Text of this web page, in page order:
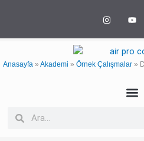
n
t
g
r
a
o
t
b
e
Anasayfa » Akademi » Örnek Çalışmalar »
Ara Ara